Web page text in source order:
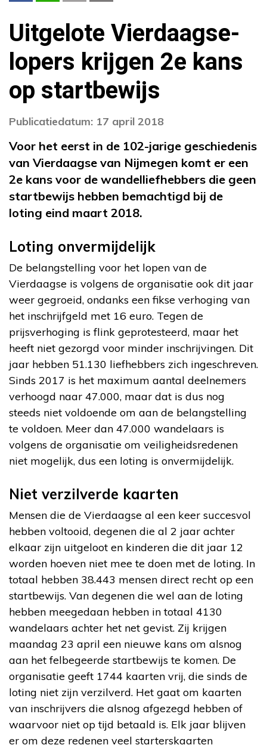
Uitgelote Vierdaagse-
lopers krijgen 2e kans
op startbewijs
Publicatiedatum: 17 april 2018
Voor het eerst in de 102-jarige geschiedenis
van Vierdaagse van Nijmegen komt er een
2e kans voor de wandelliefhebbers die geen
startbewijs hebben bemachtigd bij de
loting eind maart 2018.
Loting onvermijdelijk
De belangstelling voor het lopen van de
Vierdaagse is volgens de organisatie ook dit jaar
weer gegroeid, ondanks een fikse verhoging van
het inschrijfgeld met 16 euro. Tegen de
prijsverhoging is flink geprotesteerd, maar het
heeft niet gezorgd voor minder inschrijvingen. Dit
jaar hebben 51.130 liefhebbers zich ingeschreven.
Sinds 2017 is het maximum aantal deelnemers
verhoogd naar 47.000, maar dat is dus nog
steeds niet voldoende om aan de belangstelling
te voldoen. Meer dan 47.000 wandelaars is
volgens de organisatie om veiligheidsredenen
niet mogelijk, dus een loting is onvermijdelijk.
Niet verzilverde kaarten
Mensen die de Vierdaagse al een keer succesvol
hebben voltooid, degenen die al 2 jaar achter
elkaar zijn uitgeloot en kinderen die dit jaar 12
worden hoeven niet mee te doen met de loting. In
totaal hebben 38.443 mensen direct recht op een
startbewijs. Van degenen die wel aan de loting
hebben meegedaan hebben in totaal 4130
wandelaars achter het net gevist. Zij krijgen
maandag 23 april een nieuwe kans om alsnog
aan het felbegeerde startbewijs te komen. De
organisatie geeft 1744 kaarten vrij, die sinds de
loting niet zijn verzilverd. Het gaat om kaarten
van inschrijvers die alsnog afgezegd hebben of
waarvoor niet op tijd betaald is. Elk jaar blijven
er om deze redenen veel starterskaarten